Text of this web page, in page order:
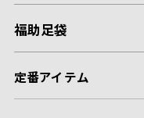
福助足袋
定番アイテム